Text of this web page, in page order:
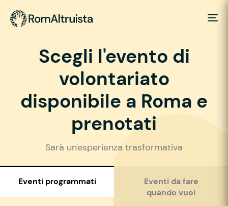
Scegli l'evento di
volontariato
disponibile a Roma e
prenotati
Sarà un'esperienza trasformativa
Eventi programmati
Eventi da fare
quando vuoi